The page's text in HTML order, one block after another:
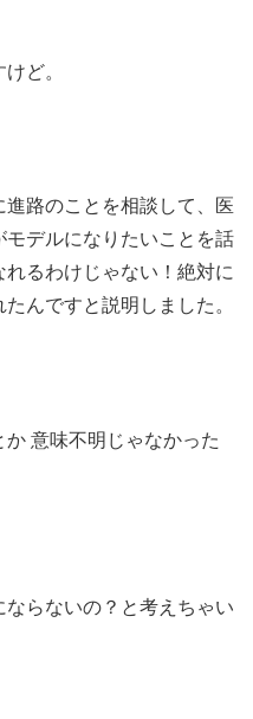
ど。
路のことを相談して、医
デルになりたいことを話
るわけじゃない！絶対に
んですと説明しました。
意味不明じゃなかった
らないの？と考えちゃい